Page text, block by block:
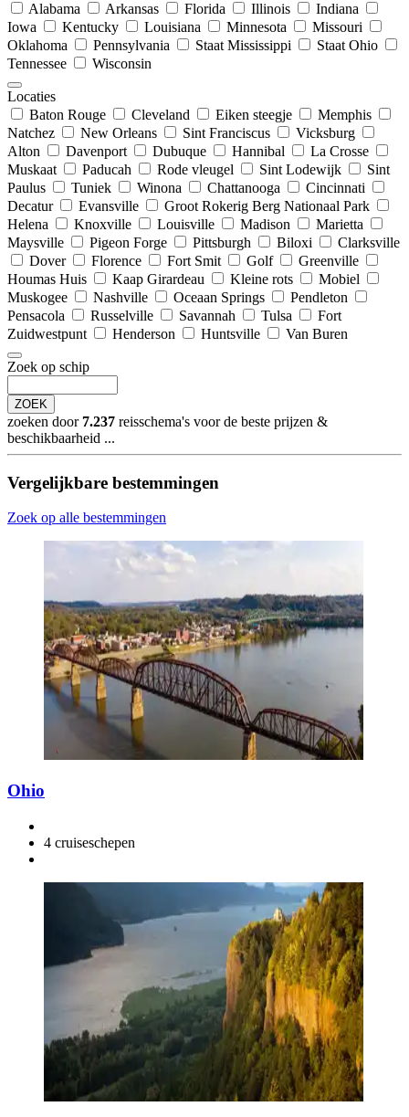
Alabama
Arkansas Florida Illinois
Indiana
Iowa
Kentucky Louisiana Minnesota
Missouri
Oklahoma
Pennsylvania Staat Mississippi
Staat Ohio
Tennessee
Wisconsin
Locaties
Baton Rouge
Cleveland Eiken steegje
Memphis
Natchez
New Orleans Sint Franciscus
Vicksburg
Alton
Davenport Dubuque Hannibal
La Crosse
Muskaat
Paducah Rode vleugel Sint Lodewijk
Sint
Paulus
Tuniek Winona Chattanooga
Cincinnati
Decatur
Evansville
Groot Rokerig Berg Nationaal Park
Helena
Knoxville Louisville Madison
Marietta
Maysville
Pigeon Forge Pittsburgh Biloxi
Clarksville
Dover
Florence Fort Smit Golf
Greenville
Houmas Huis
Kaap Girardeau Kleine rots
Mobiel
Muskogee
Nashville Oceaan Springs
Pendleton
Pensacola
Russelville Savannah Tulsa
Fort
Zuidwestpunt
Henderson Huntsville Van Buren
Zoek op schip
ZOEK
zoeken door 7.237 reisschema's voor de beste prijzen &
beschikbaarheid ...
Vergelijkbare bestemmingen
Zoek op alle bestemmingen
Ohio
4 cruiseschepen